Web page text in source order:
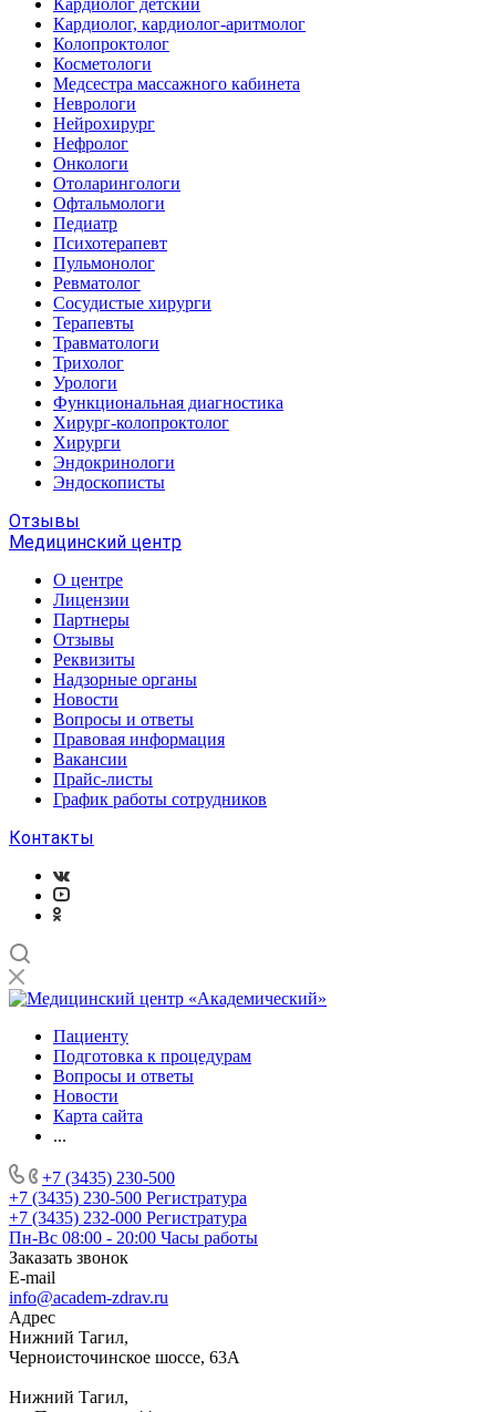
Кардиолог детский
Кардиолог, кардиолог-аритмолог
Колопроктолог
Косметологи
Медсестра массажного кабинета
Неврологи
Нейрохирург
Нефролог
Онкологи
Отоларингологи
Офтальмологи
Педиатр
Психотерапевт
Пульмонолог
Ревматолог
Сосудистые хирурги
Терапевты
Травматологи
Трихолог
Урологи
Функциональная диагностика
Хирург-колопроктолог
Хирурги
Эндокринологи
Эндоскописты
Отзывы
Медицинский центр
О центре
Лицензии
Партнеры
Отзывы
Реквизиты
Надзорные органы
Новости
Вопросы и ответы
Правовая информация
Вакансии
Прайс-листы
График работы сотрудников
Контакты
Пациенту
Подготовка к процедурам
Вопросы и ответы
Новости
Карта сайта
...
+7 (3435) 230-500
+7 (3435) 230-500 Регистратура
+7 (3435) 232-000 Регистратура
Пн-Вс 08:00 - 20:00 Часы работы
Заказать звонок
E-mail
info@academ-zdrav.ru
Адрес
Нижний Тагил,
Черноисточинское шоссе, 63А
Нижний Тагил,